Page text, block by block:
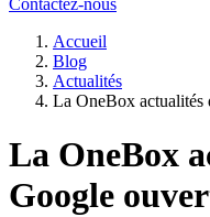
Contactez-nous
Accueil
Blog
Actualités
La OneBox actualités
La OneBox
Google